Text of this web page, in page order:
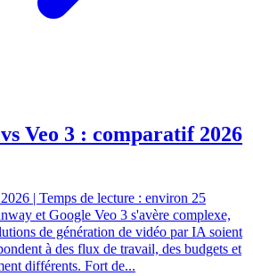
Veo 3 : comparatif 2026
| Temps de lecture : environ 25
et Google Veo 3 s'avère complexe,
de génération de vidéo par IA soient
à des flux de travail, des budgets et
différents. Fort de...